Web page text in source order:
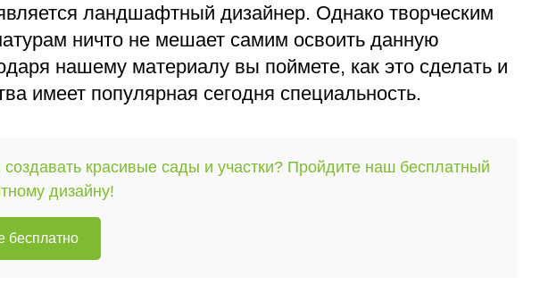
ландшафтный дизайнер. Однако творческим
ничто не мешает самим освоить данную
нашему материалу вы поймете, как это сделать и
имеет популярная сегодня специальность.
создавать красивые сады и участки? Пройдите наш бесплатный
дизайну!
бесплатно